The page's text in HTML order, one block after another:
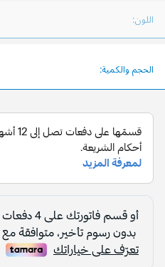
اللون:
الحجم والكمية: